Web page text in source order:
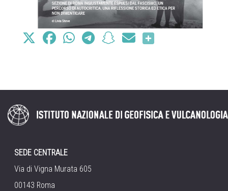
SEDE CENTRALE
Via di Vigna Murata 605
00143 Roma